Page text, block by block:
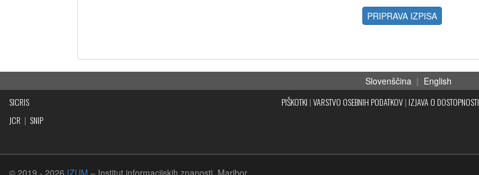
PRIPRAVA IZPISA
Slovenščina | English
SICRIS
JCR | SNIP
PIŠKOTKI |VARSTVO OSEBNIH PODATKOV| IZJAVA O DOSTOPNOSTI
© 2019 - 2026 IZUM – Institut informacijskih znanosti, Maribor